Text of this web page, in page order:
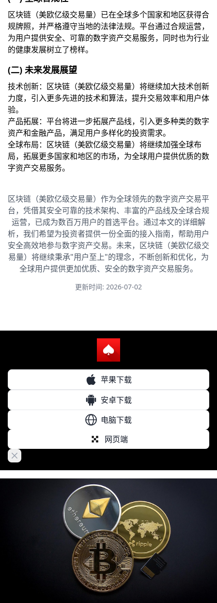
区块链（美欧亿级交易量）已在全球多个国家和地区获得合
规牌照，并严格遵守当地的法律法规。平台通过合规运营，
为用户提供安全、可靠的数字资产交易服务，同时也为行业
的健康发展树立了榜样。
(二) 未来发展展望
技术创新：区块链（美欧亿级交易量）将继续加大技术创新
力度，引入更多先进的技术和算法，提升交易效率和用户体
验。
产品拓展：平台将进一步拓展产品线，引入更多种类的数字
资产和金融产品，满足用户多样化的投资需求。
全球布局：区块链（美欧亿级交易量）将继续加强全球布
局，拓展更多国家和地区的市场，为全球用户提供优质的数
字资产交易服务。
区块链（美欧亿级交易量）作为全球领先的数字资产交易平
台，凭借其安全可靠的技术架构、丰富的产品线及全球合规
运营，已成为数百万用户的首选平台。通过本文的详细解
析，我们希望为投资者提供一份全面的接入指南，帮助用户
安全高效地参与数字资产交易。未来，区块链（美欧亿级交
易量）将继续秉承"用户至上"的理念，不断创新和优化，为
全球用户提供更加优质、安全的数字资产交易服务。
更新时间: 2026-07-02
苹果下载
安卓下载
电脑下载
网页端
Close banner